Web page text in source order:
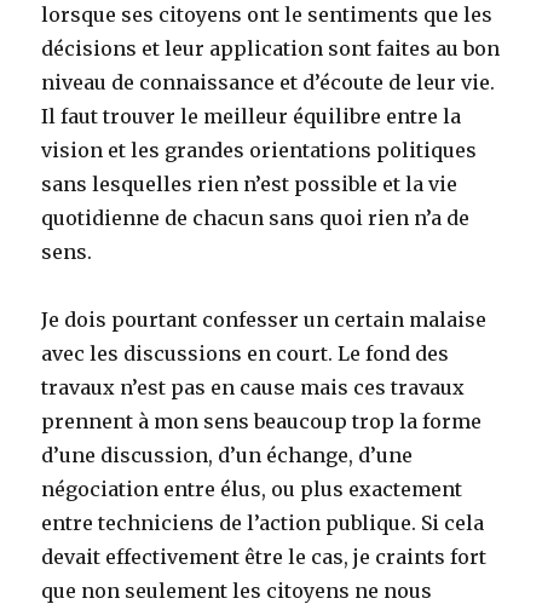
lorsque ses citoyens ont le sentiments que les
décisions et leur application sont faites au bon
niveau de connaissance et d’écoute de leur vie.
Il faut trouver le meilleur équilibre entre la
vision et les grandes orientations politiques
sans lesquelles rien n’est possible et la vie
quotidienne de chacun sans quoi rien n’a de
sens.
Je dois pourtant confesser un certain malaise
avec les discussions en court. Le fond des
travaux n’est pas en cause mais ces travaux
prennent à mon sens beaucoup trop la forme
d’une discussion, d’un échange, d’une
négociation entre élus, ou plus exactement
entre techniciens de l’action publique. Si cela
devait effectivement être le cas, je craints fort
que non seulement les citoyens ne nous